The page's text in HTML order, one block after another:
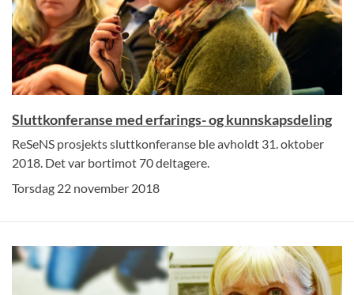
Sluttkonferanse med erfarings- og kunnskapsdeling
ReSeNS prosjekts sluttkonferanse ble avholdt 31. oktober
2018. Det var bortimot 70 deltagere.
Torsdag 22 november 2018